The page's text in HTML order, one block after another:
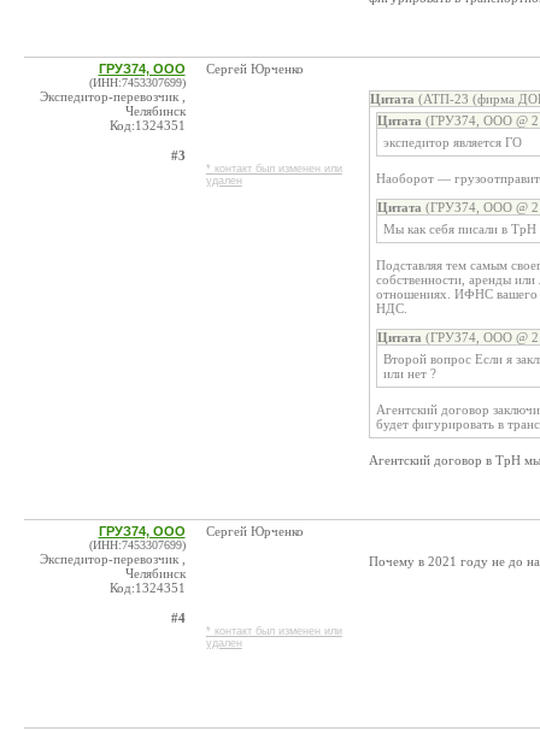
ГРУЗ74, ООО
(ИНН:7453307699)
Экспедитор-перевозчик ,
Челябинск
Код:1324351
#3
Сергей Юрченко
* контакт был изменен или
удален
Цитата (АТП-23 (фирма
Цитата (ГРУЗ74, ООО @
экспедитор является ГО
Наоборот —
Цитата (ГРУЗ74, ООО @
Мы как себя писали в ТрН
Подставляя тем самым
собственности, аренды
отношениях. ИФНС вашего
НДС.
Цитата (ГРУЗ74, ООО @
Второй вопрос Если я
или нет ?
Агентский договор
будет фигурировать в
Агентский договор в ТрН
ГРУЗ74, ООО
(ИНН:7453307699)
Экспедитор-перевозчик ,
Челябинск
Код:1324351
#4
Сергей Юрченко
* контакт был изменен или
удален
Почему в 2021 году не до